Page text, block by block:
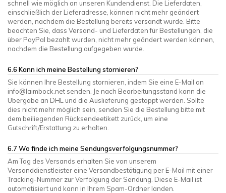
schnell wie möglich an unseren Kundendienst. Die Lieferdaten,
einschließlich der Lieferadresse, können nicht mehr geändert
werden, nachdem die Bestellung bereits versandt wurde. Bitte
beachten Sie, dass Versand- und Lieferdaten für Bestellungen, die
über PayPal bezahlt wurden, nicht mehr geändert werden können,
nachdem die Bestellung aufgegeben wurde.
6.6 Kann ich meine Bestellung stornieren?
Sie können Ihre Bestellung stornieren, indem Sie eine E-Mail an
info@laimbock.net senden. Je nach Bearbeitungsstand kann die
Übergabe an DHL und die Auslieferung gestoppt werden. Sollte
dies nicht mehr möglich sein, senden Sie die Bestellung bitte mit
dem beiliegenden Rücksendeetikett zurück, um eine
Gutschrift/Erstattung zu erhalten.
6.7 Wo finde ich meine Sendungsverfolgungsnummer?
Am Tag des Versands erhalten Sie von unserem
Versanddienstleister eine Versandbestätigung per E-Mail mit einer
Tracking-Nummer zur Verfolgung der Sendung. Diese E-Mail ist
automatisiert und kann in Ihrem Spam-Ordner landen.